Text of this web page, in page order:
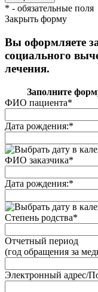
* - обязательные поля
Закрыть форму
Вы оформляете
социального
лечения.
Заполните
ФИО пациента*
Дата рождения:*
ФИО заказчика*
Дата рождения:*
Степень родства*
Отчетный период
(год обращения за
Электронный адрес/